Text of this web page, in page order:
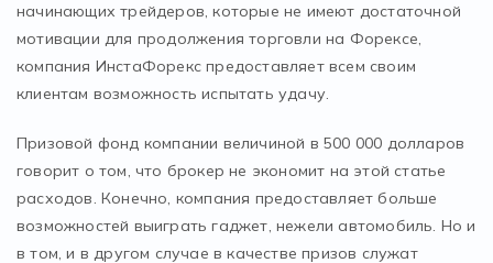
начинающих трейдеров, которые не имеют достаточной
мотивации для продолжения торговли на Форексе,
компания ИнстаФорекс предоставляет всем своим
клиентам возможность испытать удачу.
Призовой фонд компании величиной в 500 000 долларов
говорит о том, что брокер не экономит на этой статье
расходов. Конечно, компания предоставляет больше
возможностей выиграть гаджет, нежели автомобиль. Но и
в том, и в другом случае в качестве призов служат